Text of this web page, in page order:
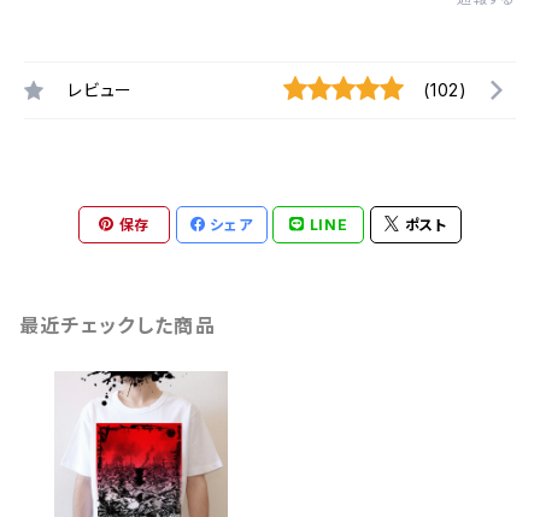
レビュー (102)
保存 シェア LINE ポスト
最近チェックした商品